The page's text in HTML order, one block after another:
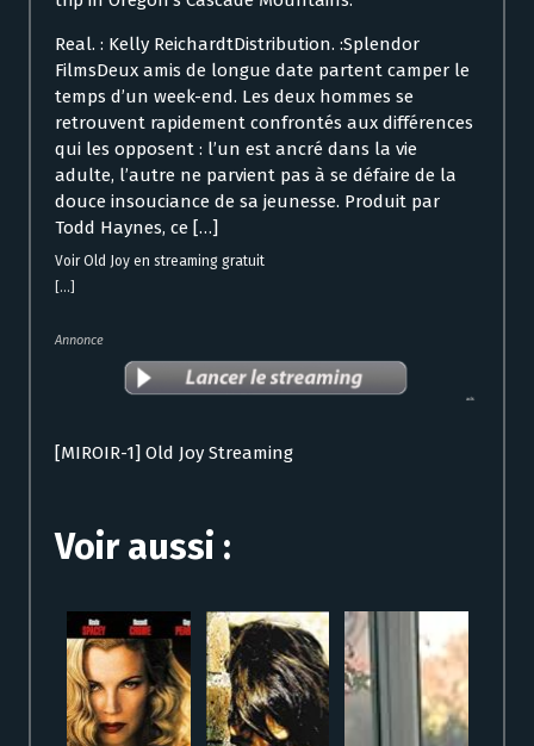
Real. : Kelly ReichardtDistribution. :Splendor
FilmsDeux amis de longue date partent camper le
temps d’un week-end. Les deux hommes se
retrouvent rapidement confrontés aux différences
qui les opposent : l’un est ancré dans la vie
adulte, l’autre ne parvient pas à se défaire de la
douce insouciance de sa jeunesse. Produit par
Todd Haynes, ce […]
Voir Old Joy en streaming gratuit
[...]
Annonce
[MIROIR-1] Old Joy Streaming
Voir aussi :